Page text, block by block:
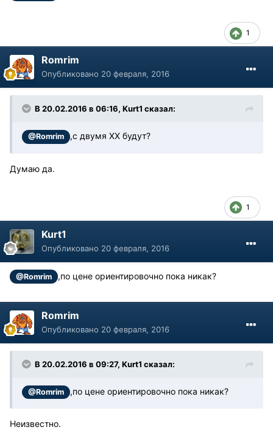
1
Romrim
Опубликовано 20 февраля, 2016
В 20.02.2016 в 06:16, Kurt1 сказал:
@Romrim ,с двумя ХХ будут?
Думаю да.
1
Kurt1
Опубликовано 20 февраля, 2016
@Romrim ,по цене ориентировочно пока никак?
Romrim
Опубликовано 20 февраля, 2016
В 20.02.2016 в 09:27, Kurt1 сказал:
@Romrim ,по цене ориентировочно пока никак?
Неизвестно.